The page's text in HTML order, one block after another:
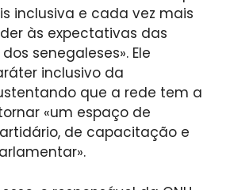
inclusiva e cada vez mais
às expectativas das
senegaleses». Ele
inclusivo da
que a rede tem a
«um espaço de
de capacitação e